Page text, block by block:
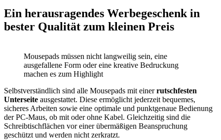
Ein herausragendes Werbegeschenk in
bester Qualität zum kleinen Preis
Mousepads müssen nicht langweilig sein, eine
ausgefallene Form oder eine kreative Bedruckung
machen es zum Highlight
Selbstverständlich sind alle Mousepads mit einerrutschfesten
Unterseite ausgestattet. Diese ermöglicht jederzeit bequemes,
sicheres Arbeiten sowie eine optimale und punktgenaue Bedienung
der PC-Maus, ob mit oder ohne Kabel. Gleichzeitig sind die
Schreibtischflächen vor einer übermäßigen Beanspruchung
geschützt und werden nicht zerkratzt.